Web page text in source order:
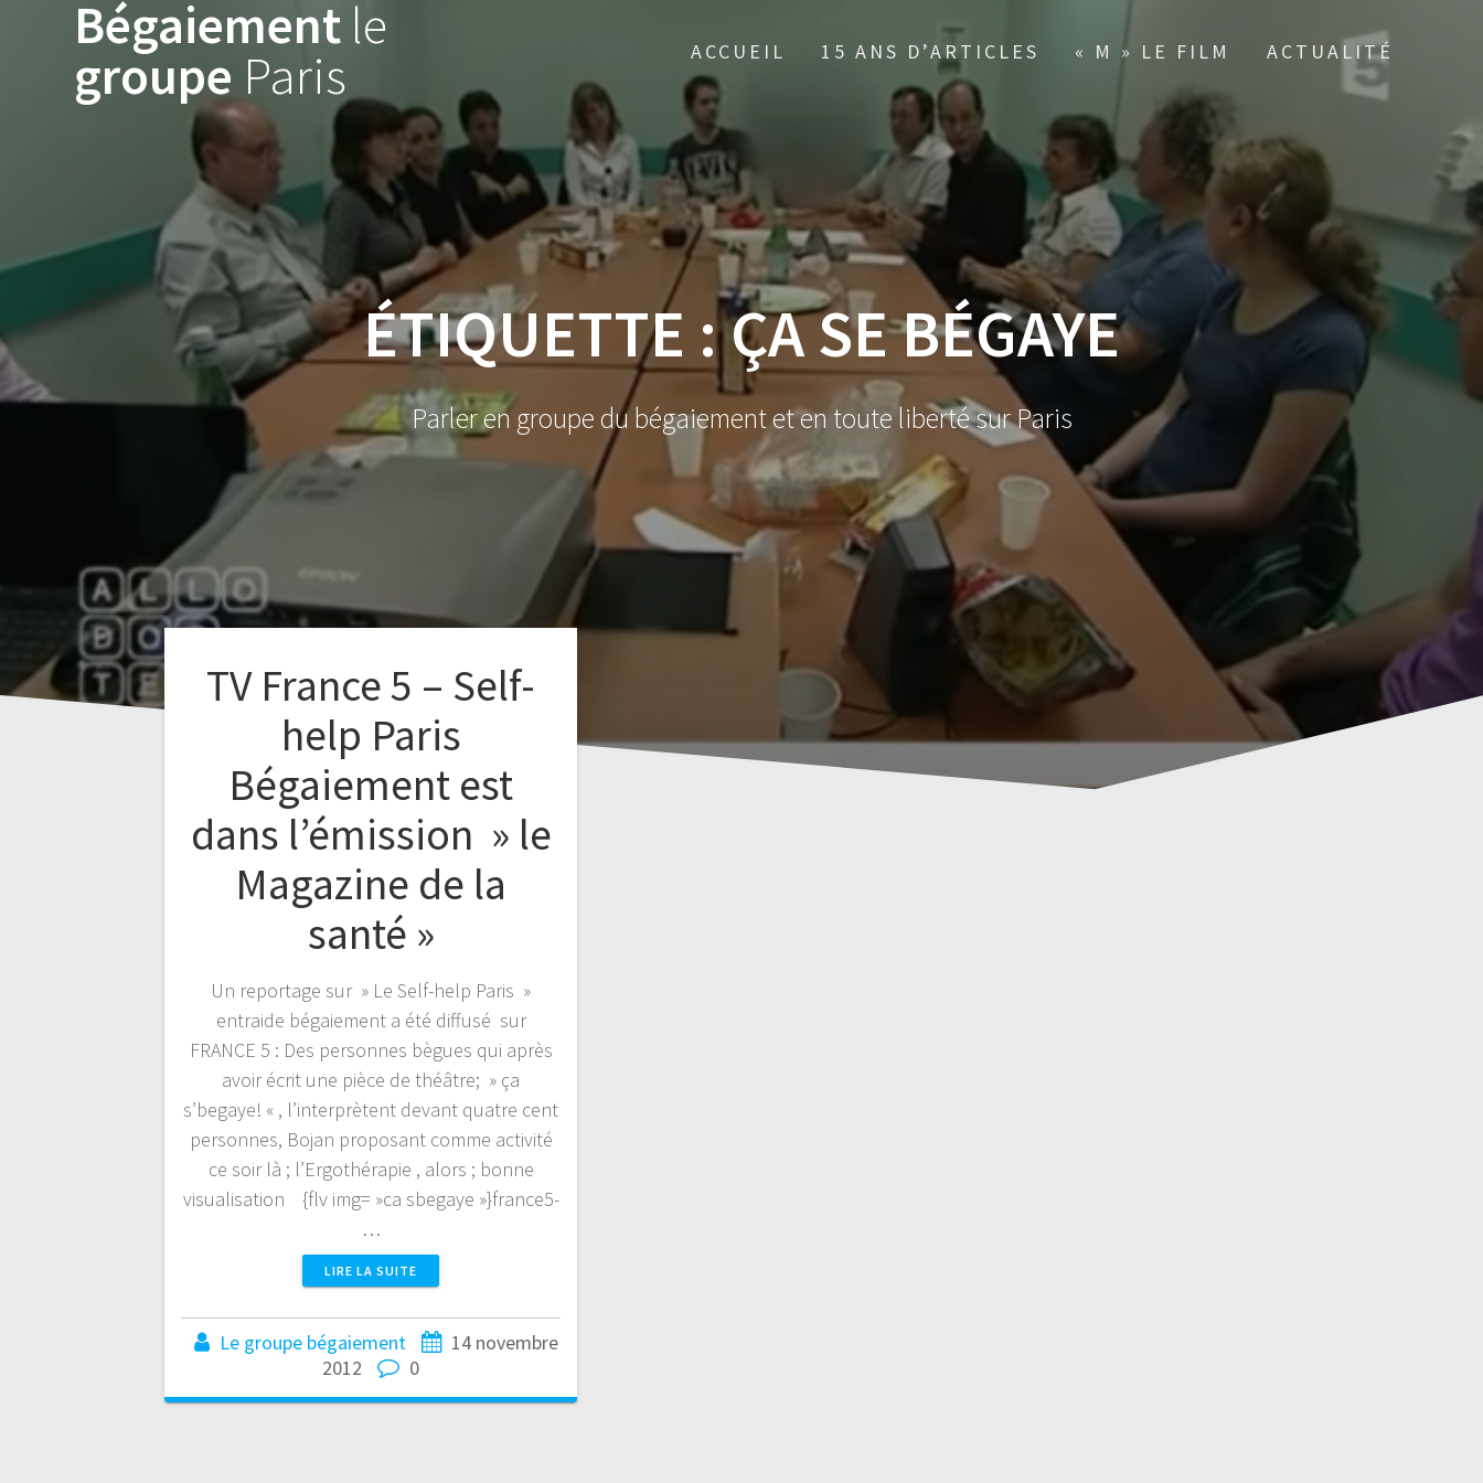
Bégaiement le
groupe Paris ACCUEIL 15 ANS D’ARTICLES « M » LE FILM ACTUALITÉ
ÉTIQUETTE :ÇA SE BÉGAYE
Parler en groupe du bégaiement et en toute liberté sur Paris
TV France 5 – Self-
help Paris
Bégaiement est
dans l’émission » le
Magazine de la
santé »
Un reportage sur » Le Self-help Paris »
entraide bégaiement a été diffusé sur
FRANCE 5 : Des personnes bègues qui après
avoir écrit une pièce de théâtre; » ça
s’begaye! « , l’interprètent devant quatre cent
personnes, Bojan proposant comme activité
ce soir là ; l’Ergothérapie , alors ; bonne
visualisation {flv img= »ca sbegaye »}france5-
…
LIRE LA SUITE
Le groupe bégaiement
14 novembre
2012
0